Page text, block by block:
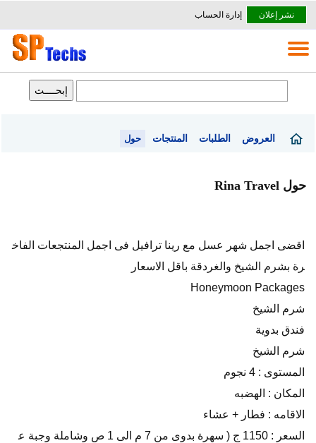
نشر إعلان إدارة الحساب
العروض الطلبات المنتجات حول
حول Rina Travel
اقضى اجمل شهر عسل مع رينا ترافيل فى اجمل المنتجعات الفاخ
رة بشرم الشيخ والغردقة باقل الاسعار
Honeymoon Packages
شرم الشيخ
فندق بدوية
شرم الشيخ
المستوى : 4 نجوم
المكان : الهضبه
الاقامه : فطار + عشاء
السعر : 1150 ج ( سهرة بدوى من 7 م الى 1 ص وشاملة وجبة ع